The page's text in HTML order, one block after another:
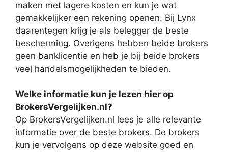
maken met lagere kosten en kun je wat
gemakkelijker een rekening openen. Bij Lynx
daarentegen krijg je als belegger de beste
bescherming. Overigens hebben beide brokers
geen banklicentie en heb je bij beide brokers
veel handelsmogelijkheden te bieden.
Welke informatie kun je lezen hier op
BrokersVergelijken.nl?
Op BrokersVergelijken.nl lees je alle relevante
informatie over de beste brokers. De brokers
kun je vervolgens op deze website goed en